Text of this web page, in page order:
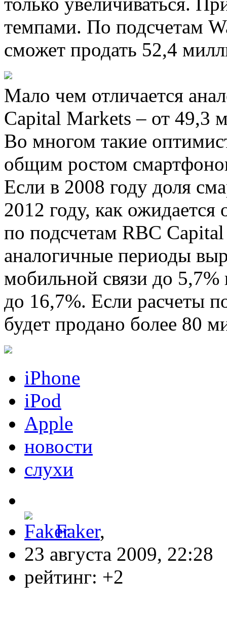
темпами. По подсчетам
сможет продать 52,4
Мало чем отличается
Capital Markets – от 49,3
Во многом такие
общим ростом
Если в 2008 году доля
2012 году, как
по подсчетам RBC
аналогичные периоды
мобильной связи до
до 16,7%. Если расчеты
будет продано более 80
iPhone
iPod
Apple
новости
слухи
Faker,
23 августа 2009, 22:28
рейтинг: +2